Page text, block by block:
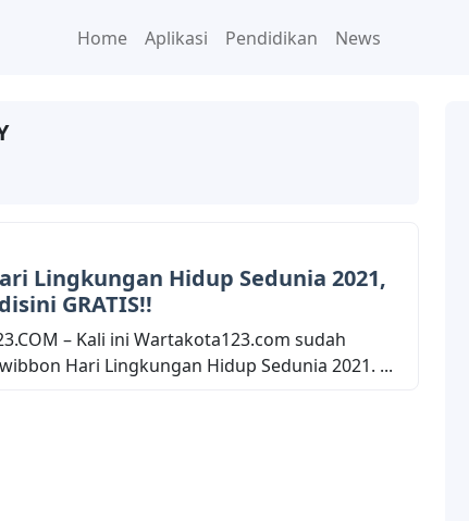
Home Aplikasi Pendidikan News
Lingkungan Hidup Sedunia 2021,
GRATIS!!
– Kali ini Wartakota123.com sudah
Hari Lingkungan Hidup Sedunia 2021. ...